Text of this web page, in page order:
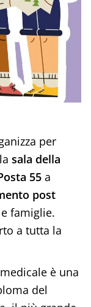
per
sala della
55a
post
e famiglie.
a tutta la
è una
del